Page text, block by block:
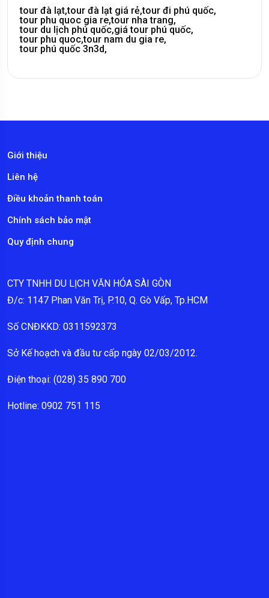
tour đà lạt,tour đà lạt giá rẻ,tour đi phú quốc,
tour phu quoc gia re,tour nha trang,
tour du lịch phú quốc,giá tour phú quốc,
tour phu quoc,tour nam du gia re,
tour phú quốc 3n3d,
Giới thiệu
Liên hệ
Điều khoản thanh toán
Chính sách bảo mật
Quy định chung
CTY TNHH DU LỊCH VĂN HÓA SÀI GÒN
Đ/c: 1147 Phan Văn Trị, P.10, Q. Gò Vấp, Tp.HCM
Số CNĐKKD: 0311592373
Sở Kế hoạch và đầu tư cấp ngày 02/03/2012.
Điện thoại: (028) 35 890 700
Hotline: 0902 751 115